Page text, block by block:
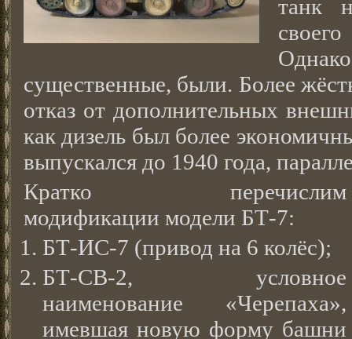
танк
существенные, были. Более
отказ от дополнительных
как дизель был более
выпускался до 1940 года,
Кратко перечислим
модификации модели БТ-7:
БТ-ИС-7 (привод на 6 колёс);
БТ-СВ-2, условное
наименование «Черепаха»,
имевшая новую форму башни